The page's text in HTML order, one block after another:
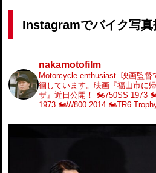
Instagramでバイク写真
nakamotofilm
Motorcycle enthusiast. 映画監督
徊しています。映画『福山市に
ザ』近日公開！
🏍️750SS 1973
1973 🏍️W800 2014 🏍️TR6